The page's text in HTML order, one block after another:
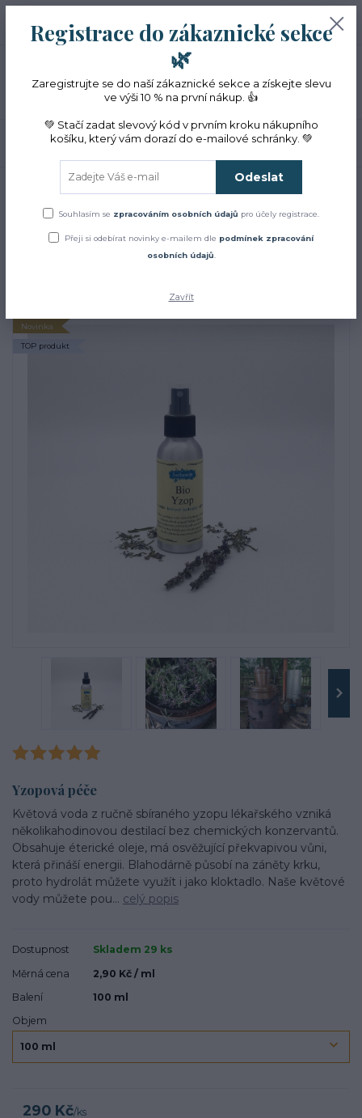
Menu
CZK
Hledat
(Po-Pá, 10-16 hod.)
0ks
0 Kč
Přírodní kosmetika Květové vody – hydroláty
Květová voda z BIO
Květová voda z BIO yzopu
100 ml
Novinka
TOP produkt
Yzopová péče
Květová voda z ručně sbíraného yzopu lékařského vzniká
několikahodinovou destilací bez chemických konzervantů.
Obsahuje éterické oleje, má osvěžující překvapivou vůni,
která přináší energii. Blahodárně působí na záněty krku,
proto hydrolát můžete využít i jako kloktadlo. Naše květové
vody můžete pou... celý popis
Dostupnost
Skladem 29 ks
Měrná cena
2,90 Kč / ml
Balení
100 ml
Objem
290 Kč/ks
Registrace do zákaznické sekce
🌿
Zaregistrujte se do naší zákaznické sekce a získejte slevu
ve výši 10 % na první nákup. 👍
💚 Stačí zadat slevový kód v prvním kroku nákupního
košíku, který vám dorazí do e-mailové schránky. 💚
Odeslat
Souhlasím se zpracováním osobních údajů pro účely registrace.
Přeji si odebírat novinky e-mailem dle podmínek zpracování
osobních údajů
Zavřít